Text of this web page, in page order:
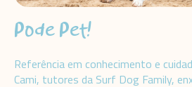
Pode Pet!
Referência em conhecimento e
Cami, tutores da Surf Dog Family,